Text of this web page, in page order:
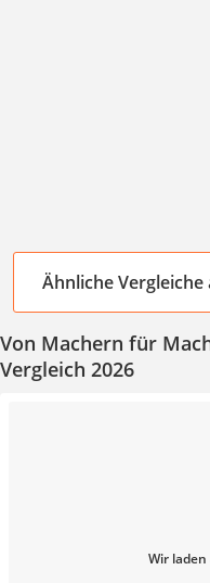
Ähnliche Vergleiche
Von Machern für
Vergleich 2026
Wir